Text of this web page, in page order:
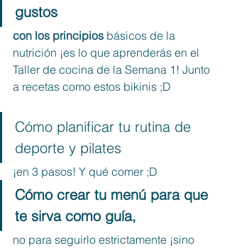
gustos
con los principios básicos de la
nutrición ¡es lo que aprenderás en el
Taller de cocina de la Semana 1! Junto
a recetas como estos bikinis ;D
Cómo planificar tu rutina de
deporte y pilates
¡en 3 pasos! Y qué comer ;D
Cómo crear tu menú para que
te sirva como guía,
no para seguirlo estrictamente ¡sino